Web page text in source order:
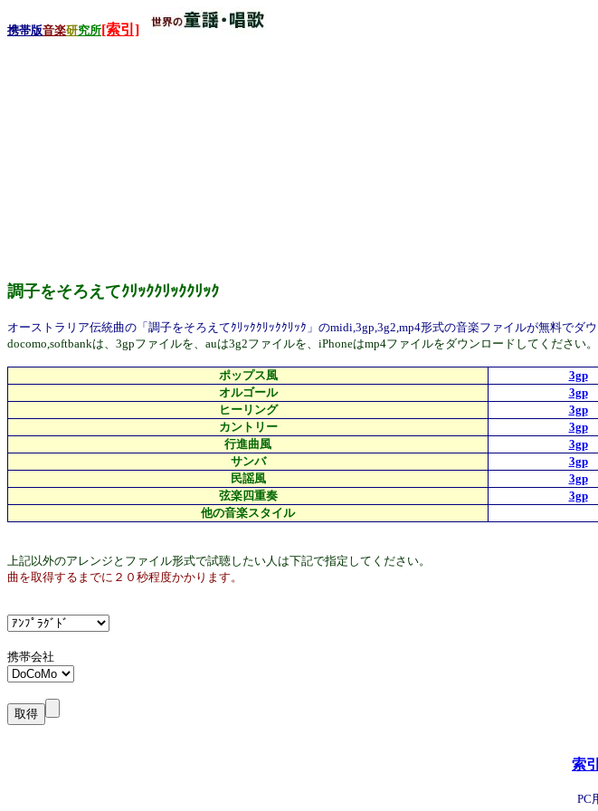
携帯版音楽研究所[索引]
調子をそろえてｸﾘｯｸｸﾘｯｸｸﾘｯｸ
オーストラリア伝統曲の「調子をそろえてｸﾘｯｸｸﾘｯｸｸﾘｯｸ」のmidi,3gp,3g2,mp4形式の音楽ファイルが無料でダウ
docomo,softbankは、3gpファイルを、auは3g2ファイルを、iPhoneはmp4ファイルをダウンロードしてくださ
ポップス風 3gp
オルゴール
3gp
ヒーリング
3gp
カントリー
3gp
行進曲風
3gp
サンバ
3gp
民謡風
3gp
弦楽四重奏
3gp
他の音楽スタイル
上記以外のアレンジとファイル形式で試聴したい人は下記で指定してください。
曲を取得するまでに２０秒程度かかります。
携帯会社
索
PC